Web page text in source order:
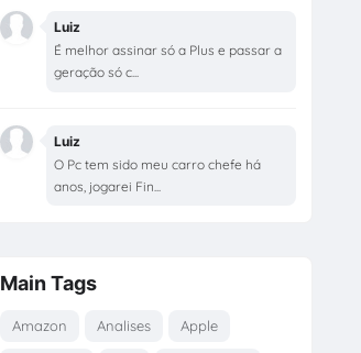
Luiz
É melhor assinar só a Plus e passar a
geração só c...
Luiz
O Pc tem sido meu carro chefe há
anos, jogarei Fin...
Main Tags
Amazon Analises Apple